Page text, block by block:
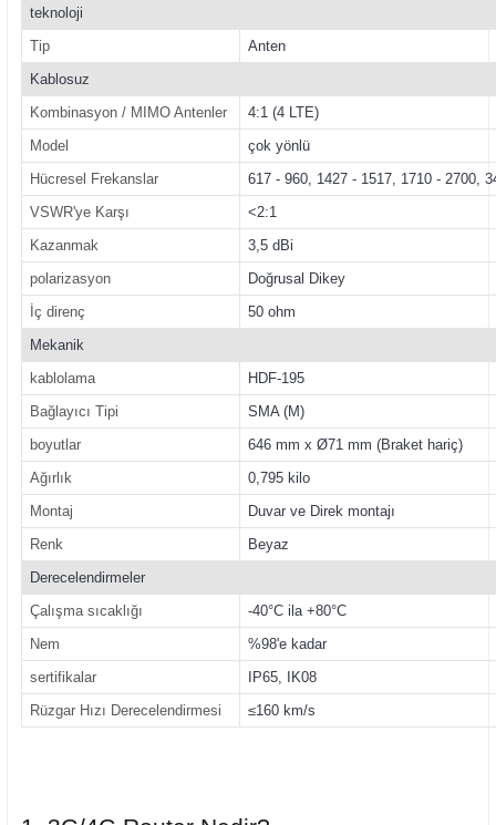
teknoloji
Tip
Anten
Kablosuz
Kombinasyon / MIMO Antenler
4:1 (4 LTE)
Model
çok yönlü
Hücresel Frekanslar
617 - 960, 1427 - 1517, 1710 - 2700,
VSWR'ye Karşı
<2:1
Kazanmak
3,5 dBi
polarizasyon
Doğrusal Dikey
İç direnç
50 ohm
Mekanik
kablolama
HDF-195
Bağlayıcı Tipi
SMA (M)
boyutlar
646 mm x Ø71 mm (Braket hariç)
Ağırlık
0,795 kilo
Montaj
Duvar ve Direk montajı
Renk
Beyaz
Derecelendirmeler
Çalışma sıcaklığı
-40°C ila +80°C
Nem
%98'e kadar
sertifikalar
IP65, IK08
Rüzgar Hızı Derecelendirmesi
≤160 km/s